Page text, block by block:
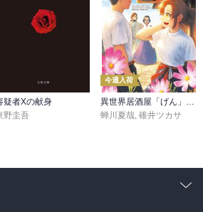
疑者Xの献身
野圭吾
今週入荷
蝉川夏哉 碓井ツカサ